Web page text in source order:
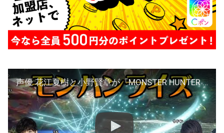
声優 花江夏樹と小野賢章が『MONSTER HUNTER RISE』体験版を先行プレイ！ (愉快な仲間たちもいるよ！)